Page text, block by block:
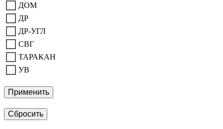
ДОМ
ДР
ДР-УГЛ
СВГ
ТАРАКАН
УВ
Применить
Сбросить